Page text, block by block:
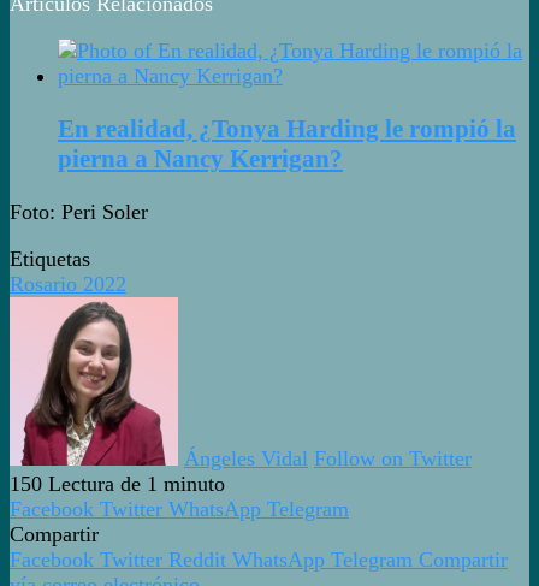
En realidad, ¿Tonya Harding le rompió la
pierna a Nancy Kerrigan?
Foto: Peri Soler
Etiquetas
Rosario 2022
Ángeles Vidal Follow on Twitter
150 Lectura de 1 minuto
Facebook Twitter WhatsApp Telegram
Compartir
Facebook Twitter Reddit WhatsApp Telegram Compartir